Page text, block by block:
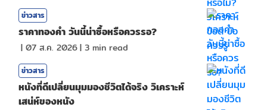
ข่าวสาร
ราคาทองคํา วันนี้น่าซื้อหรือควรรอ?
| 07 ส.ค. 2026| 3 min read
ข่าวสาร
หนังที่ดีเปลี่ยนมุมมองชีวิตได้จริง วิเคราะห์
เสน่ห์ของหนัง